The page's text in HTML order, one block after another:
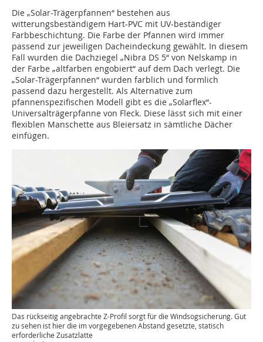
Die „Solar-Trägerpfannen“ bestehen aus
witterungsbeständigem Hart-PVC mit UV-beständiger
Farbbeschichtung. Die Farbe der Pfannen wird immer
passend zur jeweiligen Dacheindeckung gewählt. In diesem
Fall wurden die Dachziegel „Nibra DS 5“ von Nelskamp in
der Farbe „altfarben engobiert“ auf dem Dach verlegt. Die
„Solar-Trägerpfannen“ wurden farblich und formlich
passend dazu hergestellt. Als Alternative zum
pfannenspezifischen Modell gibt es die „Solarflex“-
Universalträgerpfanne von Fleck. Diese lässt sich mit einer
flexiblen Manschette aus Bleiersatz in sämtliche Dächer
einfügen.
Das rückseitig angebrachte Z-Profil sorgt für die Windsogsicherung. Gut
zu sehen ist hier die im vorgegebenen Abstand gesetzte, statisch
erforderliche Zusatzlatte